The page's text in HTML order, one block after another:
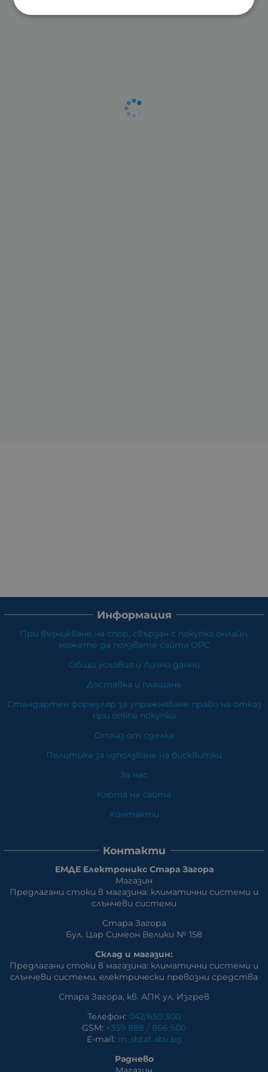
Информация
При възникване на спор, свързан с покупка онлайн,
можете да ползвате сайта ОРС
Общи условия и Лични данни
Доставка и плащане
Стандартен формуляр за упражняване право на отказ
при online покупки
Отказ от сделка
Политика за използване на бисквитки
За нас
Карта на сайта
Контакти
Контакти
ЕМДЕ Електроникс Стара Загора
Магазин
Предлагани стоки в магазина: климатични системи и
слънчеви системи
Стара Загора
Бул. Цар Симеон Велики № 158
Склад и магазин:
Предлагани стоки в магазина: климатични системи и
слънчеви системи, eлектрически превозни средства
Стара Загора, кв. АПК ул. Изгрев
Телефон: 042/650 300
GSM: +359 888 / 866 500
E-mail: m_dd:at:abv.bg
Раднево